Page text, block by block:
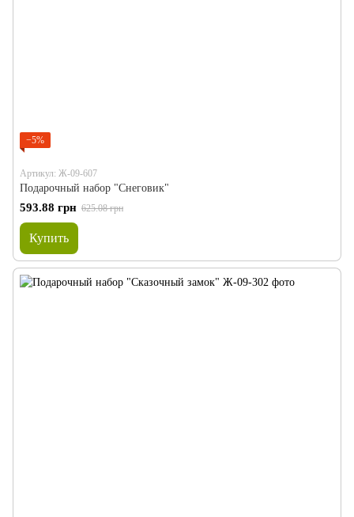
−5%
Артикул: Ж-09-607
Подарочный набор "Снеговик"
593.88 грн 625.08 грн
Купить